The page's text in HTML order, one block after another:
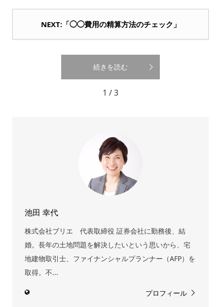
NEXT:「◯◯費用の精算方法のチェック」
続きを読む
1 / 3
池田 幸代
株式会社ブリエ 代表取締役 証券会社に勤務後、結
婚。長年の土地問題を解決したいという思いから、宅
地建物取引士、ファイナンシャルプランナー（AFP）を
取得。不...
プロフィール